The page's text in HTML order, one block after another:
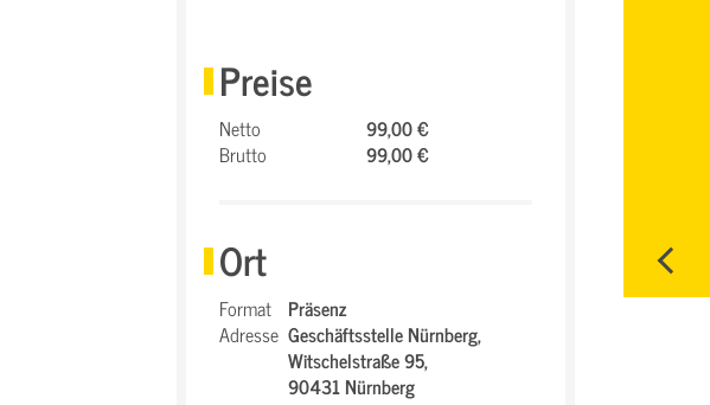
Preise
Netto
99,00 €
Brutto
99,00 €
Ort
Format Präsenz
Adresse Geschäftsstelle Nürnberg,
Witschelstraße 95,
90431 Nürnberg